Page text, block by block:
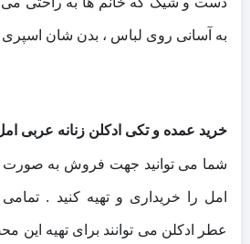
به آسانی روی لباس ، بدن شان اسپری
خرید عمده و تکی ادکلن زنانه عربی
شما می توانید جهت فروش به صورت
امل را خریداری و تهیه کنید .
عطر ادکلن می توانند برای تهیه